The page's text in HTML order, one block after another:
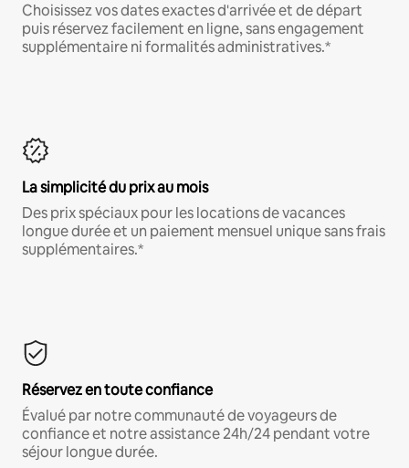
Choisissez vos dates exactes d'arrivée et de départ
puis réservez facilement en ligne, sans engagement
supplémentaire ni formalités administratives.*
La simplicité du prix au mois
Des prix spéciaux pour les locations de vacances
longue durée et un paiement mensuel unique sans frais
supplémentaires.*
Réservez en toute confiance
Évalué par notre communauté de voyageurs de
confiance et notre assistance 24h/24 pendant votre
séjour longue durée.